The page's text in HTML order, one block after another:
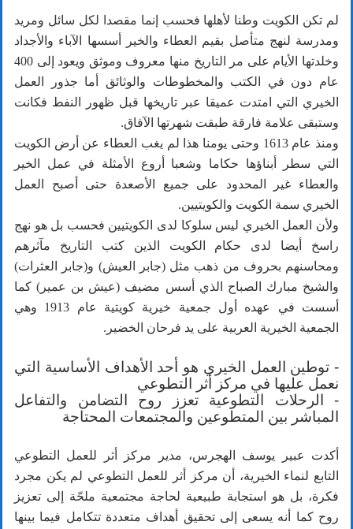
لم تكن الكويت وطنا لأهلها فحسب إنما مقصدا لكل سائل ومريد
ومدرسة لنهج متأصل بقيم العطاء والخير أسسها الآباء والأجداد
وخلدتها الأيام على مر التاريخ منها معروف وموثق ويعود إلى 400
عام دون في الكتب والمخطوطات والوثائق أما جذور العمل
الخيري التي امتدت عميقا عبر تاريخها قبل ظهور النفط فكانت
وستبقى علامة فارقة طبقت شهرتها الآفاق.
ومنذ عام 1613 وحتى يومنا هذا لم يغب العطاء عن أرض الكويت
التي سطر أبناؤها حكاما وشعبا أروع الأمثلة في عمل الخير
والعطاء غير المحدود على جميع الأصعدة حتى أصبح العمل
الخيري سمة الكويت والكويتيين.
ولأن العمل الخيري ليس سلوكا لدى الكويتيين فحسب بل هو نهج
راسخ أيضا لدى حكام الكويت الذين كتب التاريخ مآثرهم
ومحاسنهم بحروف من ذهب مثل (جابر العيش) و(جابر العثرات)
والشيخ مبارك الصباح الذي أسس مضيف (عيش بن عمير) كما
أسست في عهده أول جمعية خيرية كويتية عام 1913 وهي
الجمعية الخيرية العربية على يد فرحان الخضير.
- توطين العمل الخيري هو أحد الأهداف الأساسية التي
نعمل عليها في مركز أثر التطوعي
- الرحلات التطوعية تعزز روح التضامن والتفاعل
المباشر بين المتطوعين والمجتمعات المحتاجة
أكدت عبير يوسف الهجرس، مدير مركز أثر للعمل التطوعي
التابع لنماء الخيرية، أن مركز أثر للعمل التطوعي لم يكن مجرد
فكرة، بل هو استجابة طبيعية لحاجة مجتمعية ملحّة إلى تعزيز
روح كما أنه يسعى إلى تحقيق أهداف متعددة تتكامل فيما بينها